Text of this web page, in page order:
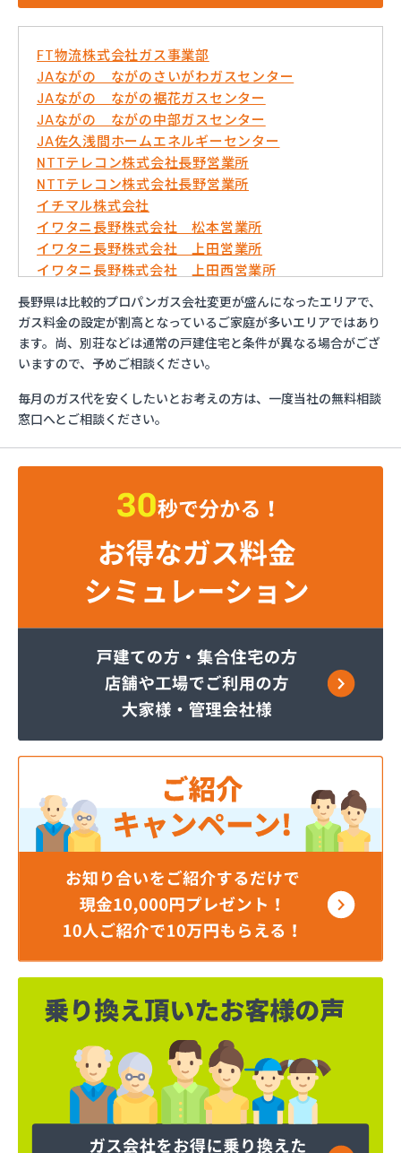
FT物流株式会社ガス事業部
JAながの ながのさいがわガスセンター
JAながの ながの裾花ガスセンター
JAながの ながの中部ガスセンター
JA佐久浅間ホームエネルギーセンター
NTTテレコン株式会社長野営業所
NTTテレコン株式会社長野営業所
イチマル株式会社
イワタニ長野株式会社 松本営業所
イワタニ長野株式会社 上田営業所
イワタニ長野株式会社 上田西営業所
イワタニ長野株式会社 佐久営業所
イワタニ長野株式会社 長野営業所
エッソ・ガスセンター長野
ガスネット佐久
サンリン株式会社
サンリン株式会社 松本オートガススタンド
サンリン株式会社 長野南支店
サンリン株式会社 松本支店
ミヤバラガス株式会社
伊丹産業株式会社 長野工場
伊丹産業株式会社 千曲営業所
一之瀬電器瓦斯サービス
岡谷酸素株式会社 佐久営業所
岡谷酸素株式会社 松本営業所
岡谷酸素株式会社 長野営業所
貝印石油株式会社 長野支店
株式会社エナジー内山
株式会社カワネン 本社・ガス事業部
株式会社クレックス 長野営業所
株式会社サイサン 佐久営業所
株式会社サイサン 千曲営業所
株式会社サイサン 長野支店
株式会社サイサン 東御営業所
株式会社セリタ
株式会社セリタ 上田営業所
株式会社タカサワ長野営業所LPG
株式会社ホームエネルギー長野 長野センター
株式会社リビック長野
株式会社叶屋
株式会社高木屋プロパン部
株式会社森田
長野県は比較的プロパンガス会社変更が盛んになったエリアで、
ガス料金の設定が割高となっているご家庭が多いエリアではあり
ます。尚、別荘などは通常の戸建住宅と条件が異なる場合がござ
いますので、予めご相談ください。
毎月のガス代を安くしたいとお考えの方は、一度当社の無料相談
窓口へとご相談ください。